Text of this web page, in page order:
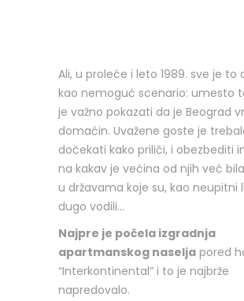
Ali, u proleće i leto 1989. sve je to
kao nemoguć scenario: umesto
je važno pokazati da je Beograd
domaćin. Uvažene goste je
dočekati kako priliči, i obezbediti
na kakav je većina od njih već
u državama koje su, kao neupitni
dugo vodili…
Najpre je počela izgradnja
apartmanskog naselja pored
“Interkontinental” i to je najbrže
napredovalo.